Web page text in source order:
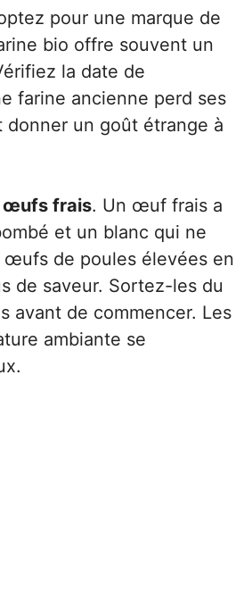
pour une marque de
bio offre souvent un
la date de
farine ancienne perd ses
donner un goût étrange à
œufs frais. Un œuf frais a
et un blanc qui ne
œufs de poules élevées en
de saveur. Sortez-les du
avant de commencer. Les
ambiante se